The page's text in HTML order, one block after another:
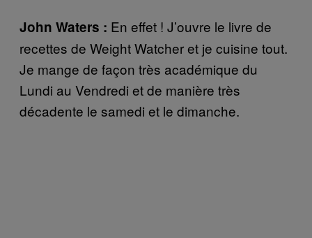
John Waters : En effet ! J’ouvre le livre de
recettes de Weight Watcher et je cuisine tout.
Je mange de façon très académique du
Lundi au Vendredi et de manière très
décadente le samedi et le dimanche.